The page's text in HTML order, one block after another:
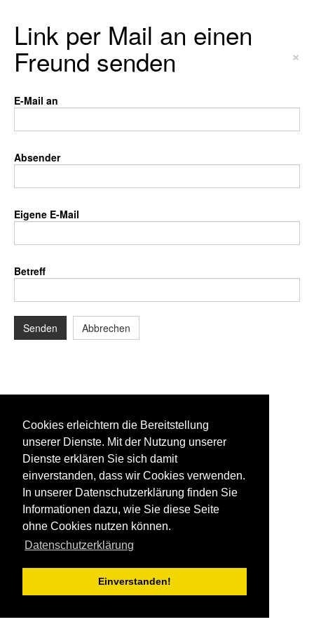
Cookies erleichtern die Bereitstellung
unserer Dienste. Mit der Nutzung unserer
Dienste erklären Sie sich damit
einverstanden, dass wir Cookies verwenden.
In unserer Datenschutzerklärung finden Sie
Informationen dazu, wie Sie diese Seite
ohne Cookies nutzen können.
Datenschutzerklärung
Einverstanden!
Link per Mail an einen
Freund senden ×
E-Mail an
Absender
Eigene E-Mail
Betreff
Senden Abbrechen